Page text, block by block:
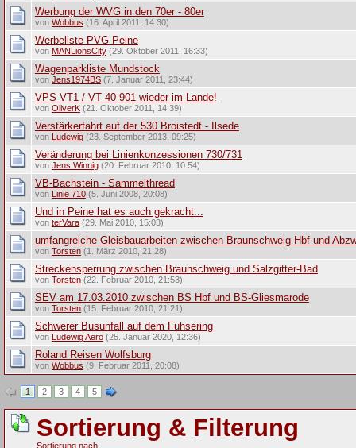
Werbung der WVG in den 70er - 80er
von Wobbus (16. April 2011, 14:30)
Werbeliste PVG Peine
von MANLionsCity(29. Oktober 2011, 16:33)
Wagenparkliste Mundstock
von Jens1974BS(7. Januar 2011, 23:44)
VPS VT1 / VT 40 901 wieder im Lande!
von OliverK(21. Oktober 2011, 14:39)
Verstärkerfahrt auf der 530 Broistedt - Ilsede
von Ludewig(23. September 2013, 09:25)
Veränderung bei Linienkonzessionen 730/731
von Jens Winnig(20. Februar 2010, 10:54)
VB-Bachstein - Sammelthread
von Linie 710(5. Juni 2008, 20:08)
Und in Peine hat es auch gekracht...
von terVara(29. Mai 2010, 15:03)
umfangreiche Gleisbauarbeiten zwischen Braunschweig Hbf und
von Torsten(1. März 2010, 21:28)
Streckensperrung zwischen Braunschweig und Salzgitter-Bad
von Torsten(22. Februar 2010, 21:53)
SEV am 17.03.2010 zwischen BS Hbf und BS-Gliesmarode
von Torsten(15. Februar 2010, 21:21)
Schwerer Busunfall auf dem Fuhsering
von Ludewig Aero(25. Januar 2020, 12:36)
Roland Reisen Wolfsburg
von Wobbus (9. Februar 2011, 20:08)
1 2 3 4 5
Sortierung & Filterung
Sortierung nach